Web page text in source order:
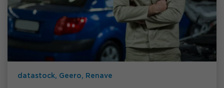
datastock, Geero, Renave